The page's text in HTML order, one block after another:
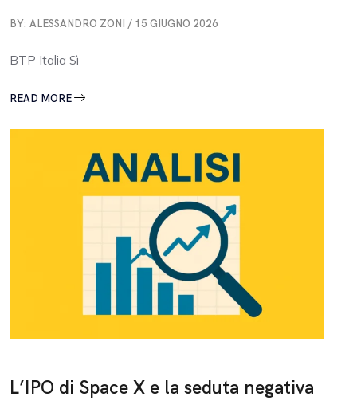
BY: ALESSANDRO ZONI / 15 GIUGNO 2026
BTP Italia Sì
READ MORE
L’IPO di Space X e la seduta negativa